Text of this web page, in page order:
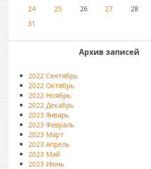
24
25 26 27 28
31
Архив записей
2022 Сентябрь
2022 Октябрь
2022 Ноябрь
2022 Декабрь
2023 Январь
2023 Февраль
2023 Март
2023 Апрель
2023 Май
2023 Июнь